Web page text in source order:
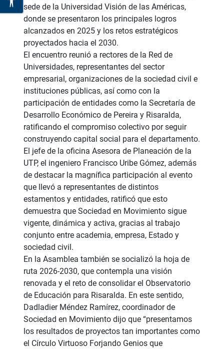
sede de la Universidad Visión de las Américas,
donde se presentaron los principales logros
alcanzados en 2025 y los retos estratégicos
proyectados hacia el 2030.
El encuentro reunió a rectores de la Red de
Universidades, representantes del sector
empresarial, organizaciones de la sociedad civil e
instituciones públicas, así como con la
participación de entidades como la Secretaría de
Desarrollo Económico de Pereira y Risaralda,
ratificando el compromiso colectivo por seguir
construyendo capital social para el departamento.
El jefe de la oficina Asesora de Planeación de la
UTP, el ingeniero Francisco Uribe Gómez, además
de destacar la magnífica participación al evento
que llevó a representantes de distintos
estamentos y entidades, ratificó que esto
demuestra que Sociedad en Movimiento sigue
vigente, dinámica y activa, gracias al trabajo
conjunto entre academia, empresa, Estado y
sociedad civil.
En la Asamblea también se socializó la hoja de
ruta 2026-2030, que contempla una visión
renovada y el reto de consolidar el Observatorio
de Educación para Risaralda. En este sentido,
Dadladier Méndez Ramírez, coordinador de
Sociedad en Movimiento dijo que “presentamos
los resultados de proyectos tan importantes como
el Círculo Virtuoso Forjando Genios que